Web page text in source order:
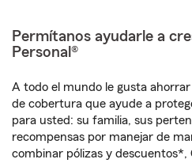
Permítanos ayudarle a
Personal®
A todo el mundo le gusta
de cobertura que ayude a
para usted: su familia, sus
recompensas por manejar de
combinar pólizas y